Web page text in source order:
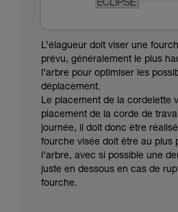
L’élagueur doit viser une
prévu, généralement le plus
l’arbre pour optimiser les
déplacement.
Le placement de la cordelette
placement de la corde de
journée, il doit donc être
fourche visée doit être au plus
l’arbre, avec si possible une
juste en dessous en cas de
fourche.